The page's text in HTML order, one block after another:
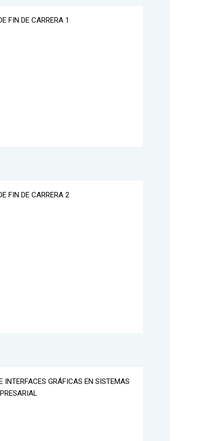
FIN DE CARRERA 1
FIN DE CARRERA 2
INTERFACES GRÁFICAS EN SISTEMAS